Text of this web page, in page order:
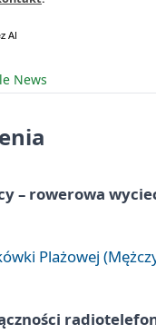
News
– rowerowa
Plażowej